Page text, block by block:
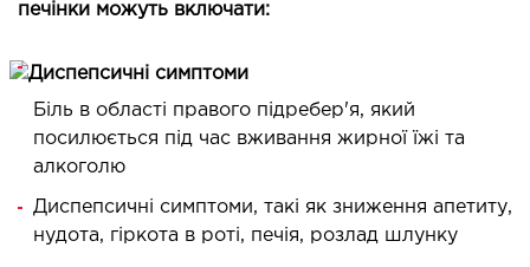
ХІРУРГІЯ
хірургія в клініці
печінки можуть включати:
Біль в області правого підребер'я, який
посилюється під час вживання жирної їжі та
алкоголю
Диспепсичні симптоми, такі як зниження апетиту,
нудота, гіркота в роті, печія, розлад шлунку